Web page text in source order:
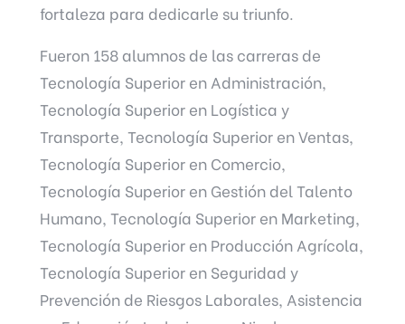
fortaleza para dedicarle su triunfo.
Fueron 158 alumnos de las carreras de
Tecnología Superior en Administración,
Tecnología Superior en Logística y
Transporte, Tecnología Superior en Ventas,
Tecnología Superior en Comercio,
Tecnología Superior en Gestión del Talento
Humano, Tecnología Superior en Marketing,
Tecnología Superior en Producción Agrícola,
Tecnología Superior en Seguridad y
Prevención de Riesgos Laborales, Asistencia